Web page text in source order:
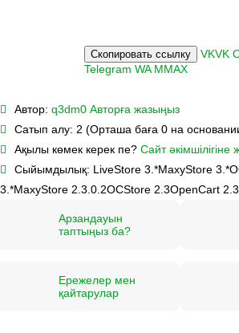
Скопировать ссылку VKVK
Telegram WA MMAX
Автор: q3dm0 Авторға жазыңыз
Сатып алу: 2 (Орташа баға 0 на
Ақылы көмек керек пе? Сайт әкімшілігіне
Сыйымдылық: LiveStore 3.*MaxyStore 3.*
3.*MaxyStore 2.3.0.2OCStore 2.3OpenCart 2.3
Арзандауын
таптыңыз ба?
Ережелер мен
қайтарулар